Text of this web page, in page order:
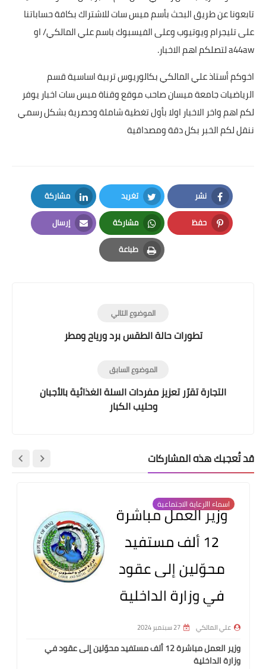
تابعونا عن طريق البحث بأسم ميس سات للاشتراك بكافة حساباتنا
على تليجرام ويوتيوب وعلى الفيسبوك باسم علي المالكي/ او
a44aw لتصلكم اهم الاخبار.
اخوكم أستاذ علي المالكي بكالوريوس تربية اساسية قسم
الرياضيات جامعة ميسان صاحب موقع وقناة ميس سات اخبار يوفر
لكم اهم واخر الاخبار اولا بأول تغطية شاملة وحصرية بشكل رسمي
ننقل لكم الخبر بكل دقة ومصداقية
نشر
Facebook
تغريد
Twitter
مشاركة
LinkedIn
حفظ
Pinterest
مشاركة
Whatsapp
إرسال
Email
طباعة
Print
الموضوع التالي
تطورات حالة الطقس برد ورياح ومطر
الموضوع السابق
التجارة تقرّر تعزيز مفردات السلة الغذائية بالأجبان
وحليب الكبار
قد تُعجبك هذه المشاركات
اسماء االرعاية الاجتماعية
علي المالكي 27 سبتمبر 2024
وزير العمل مباشرة 12 ألف مستفيد محوّلين إلى عقود في
وزارة الداخلية